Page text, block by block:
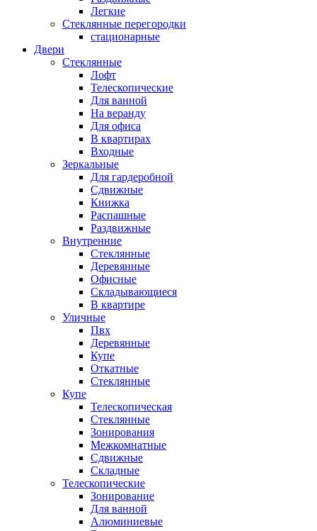
Легкие
Стеклянные перегородки
стационарные
Двери
Стеклянные
Лофт
Телескопические
Для ванной
На веранду
Для офиса
В квартирах
Входные
Зеркальные
Для гардеробной
Сдвижные
Книжка
Распашные
Раздвижные
Внутренние
Стеклянные
Деревянные
Офисные
Складывающиеся
В квартире
Уличные
Пвх
Деревянные
Купе
Откатные
Стеклянные
Купе
Телескопическая
Стеклянные
Зонирования
Межкомнатные
Сдвижные
Складные
Телескопические
Зонирование
Для ванной
Алюминиевые